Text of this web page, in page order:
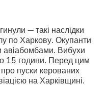
— такі наслідки
по Харкову. Окупанти
авіабомбами. Вибухи
15 години. Перед цим
пуски керованих
на Харківщині.